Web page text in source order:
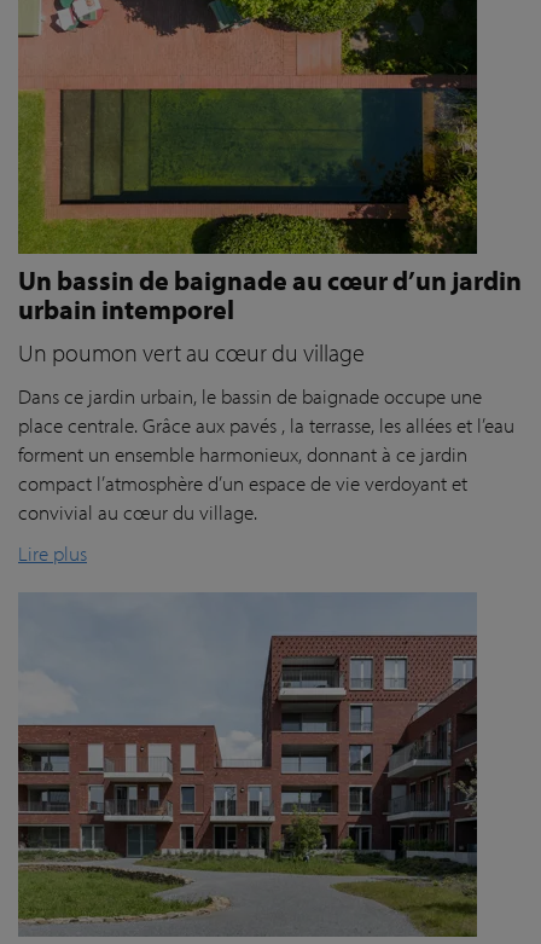
Un bassin de baignade au cœur d’un jardin
urbain intemporel
Un poumon vert au cœur du village
Dans ce jardin urbain, le bassin de baignade occupe une
place centrale. Grâce aux pavés , la terrasse, les allées et l’eau
forment un ensemble harmonieux, donnant à ce jardin
compact l’atmosphère d’un espace de vie verdoyant et
convivial au cœur du village.
Lire plus